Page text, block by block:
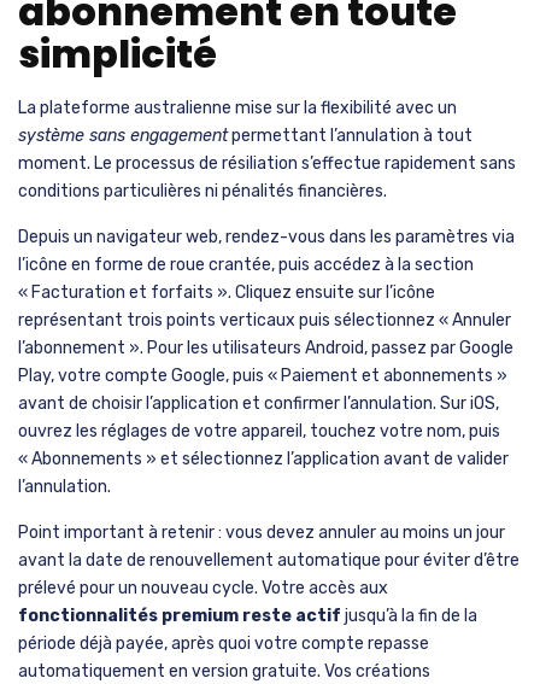
abonnement en toute
simplicité
La plateforme australienne mise sur la flexibilité avec un
système sans engagementpermettant l’annulation à tout
moment. Le processus de résiliation s’effectue rapidement sans
conditions particulières ni pénalités financières.
Depuis un navigateur web, rendez-vous dans les paramètres via
l’icône en forme de roue crantée, puis accédez à la section
« Facturation et forfaits ». Cliquez ensuite sur l’icône
représentant trois points verticaux puis sélectionnez « Annuler
l’abonnement ». Pour les utilisateurs Android, passez par Google
Play, votre compte Google, puis « Paiement et abonnements »
avant de choisir l’application et confirmer l’annulation. Sur iOS,
ouvrez les réglages de votre appareil, touchez votre nom, puis
« Abonnements » et sélectionnez l’application avant de valider
l’annulation.
Point important à retenir : vous devez annuler au moins un jour
avant la date de renouvellement automatique pour éviter d’être
prélevé pour un nouveau cycle. Votre accès aux
fonctionnalités premium reste actif jusqu’à la fin de la
période déjà payée, après quoi votre compte repasse
automatiquement en version gratuite. Vos créations